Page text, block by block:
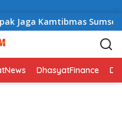
Jaga Kamtibmas Sumsel
DhasyatFinance